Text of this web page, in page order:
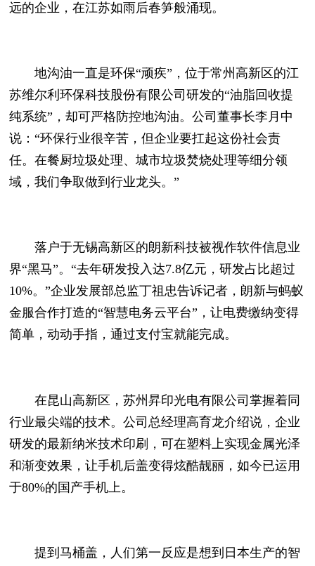
远的企业，在江苏如雨后春笋般涌现。
地沟油一直是环保“顽疾”，位于常州高新区的江
苏维尔利环保科技股份有限公司研发的“油脂回收提
纯系统”，却可严格防控地沟油。公司董事长李月中
说：“环保行业很辛苦，但企业要扛起这份社会责
任。在餐厨垃圾处理、城市垃圾焚烧处理等细分领
域，我们争取做到行业龙头。”
落户于无锡高新区的朗新科技被视作软件信息业
界“黑马”。“去年研发投入达7.8亿元，研发占比超过
10%。”企业发展部总监丁祖忠告诉记者，朗新与蚂蚁
金服合作打造的“智慧电务云平台”，让电费缴纳变得
简单，动动手指，通过支付宝就能完成。
在昆山高新区，苏州昇印光电有限公司掌握着同
行业最尖端的技术。公司总经理高育龙介绍说，企业
研发的最新纳米技术印刷，可在塑料上实现金属光泽
和渐变效果，让手机后盖变得炫酷靓丽，如今已运用
于80%的国产手机上。
提到马桶盖，人们第一反应是想到日本生产的智